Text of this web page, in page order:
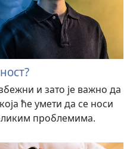
и зато је важно да
ће умети да се носи
проблемима.